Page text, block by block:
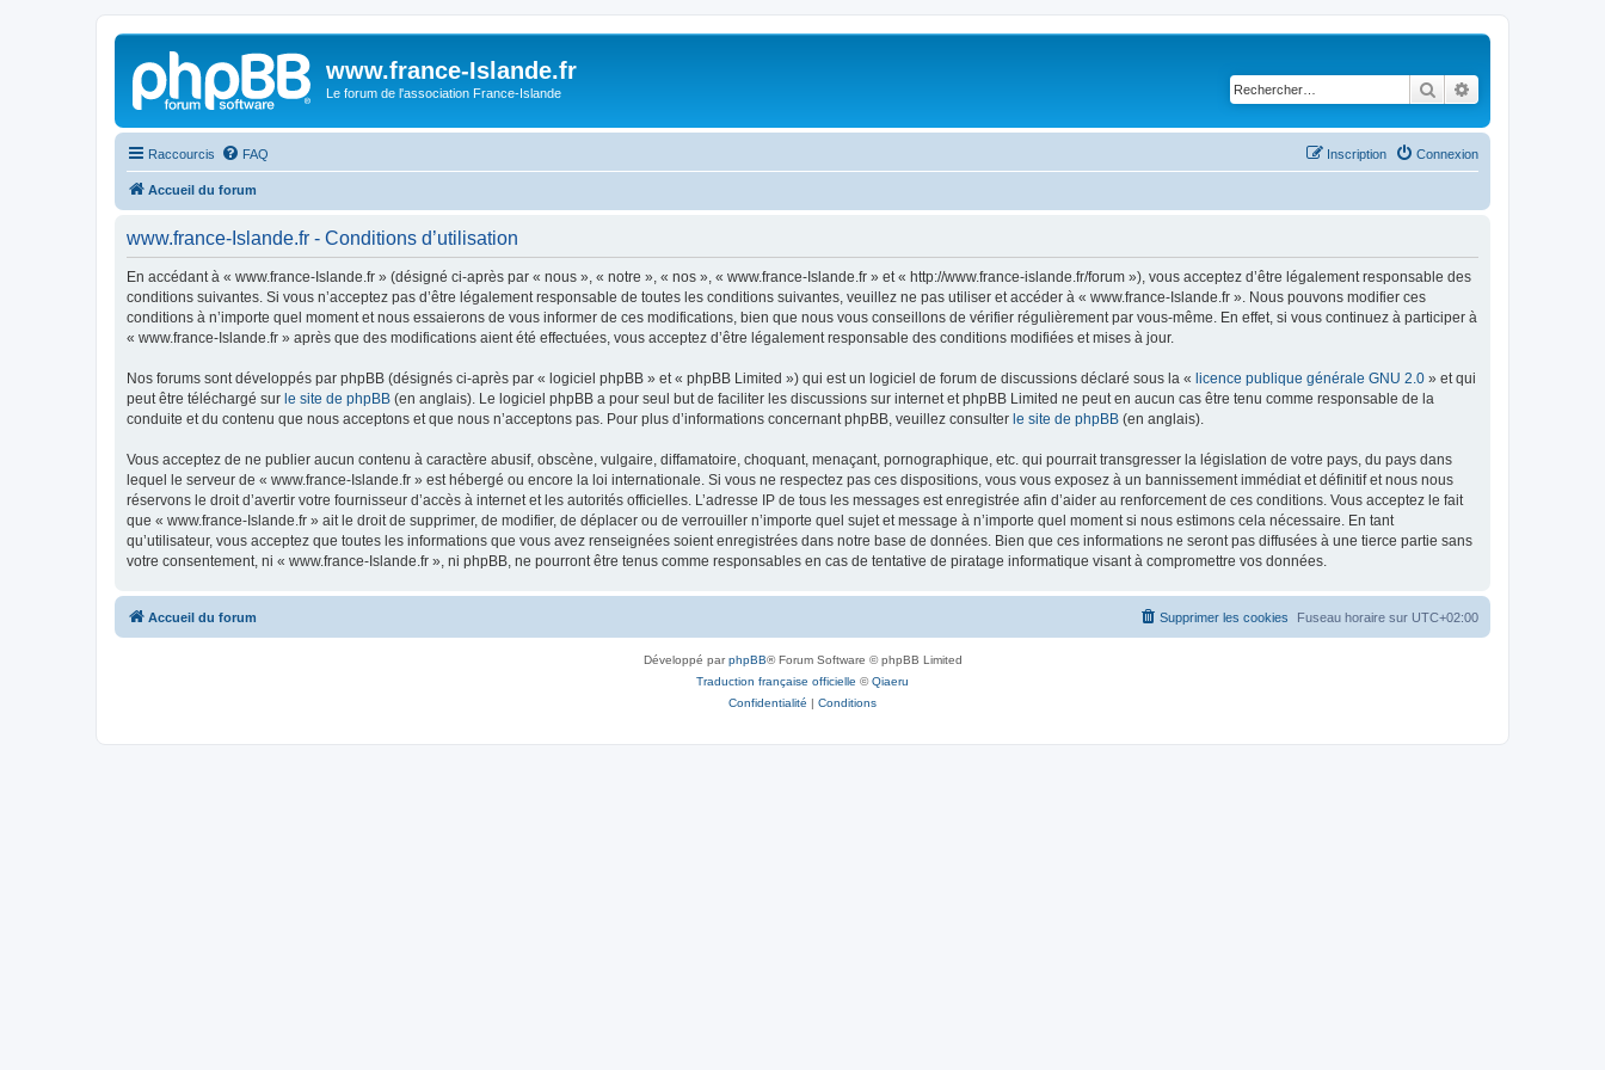
www.france-Islande.fr
Le forum de l'association France-Islande Rechercher
Raccourcis FAQ Connexion
Inscription
Accueil du forum
www.france-Islande.fr - Conditions d’utilisation
En accédant à « www.france-Islande.fr » (désigné ci-après par « nous », « notre », « nos », « www.france-Islande.fr » et « http://www.france-islande.fr/forum »), vous acceptez d’être légalement responsable des
conditions suivantes. Si vous n’acceptez pas d’être légalement responsable de toutes les conditions suivantes, veuillez ne pas utiliser et accéder à « www.france-Islande.fr ». Nous pouvons modifier ces
conditions à n’importe quel moment et nous essaierons de vous informer de ces modifications, bien que nous vous conseillons de vérifier régulièrement par vous-même. En effet, si vous continuez à participer à
« www.france-Islande.fr » après que des modifications aient été effectuées, vous acceptez d’être légalement responsable des conditions modifiées et mises à jour.
Nos forums sont développés par phpBB (désignés ci-après par « logiciel phpBB » et « phpBB Limited ») qui est un logiciel de forum de discussions déclaré sous la « licence publique générale GNU 2.0 » et qui
peut être téléchargé sur le site de phpBB (en anglais). Le logiciel phpBB a pour seul but de faciliter les discussions sur internet et phpBB Limited ne peut en aucun cas être tenu comme responsable de la
conduite et du contenu que nous acceptons et que nous n’acceptons pas. Pour plus d’informations concernant phpBB, veuillez consulter le site de phpBB (en anglais).
Vous acceptez de ne publier aucun contenu à caractère abusif, obscène, vulgaire, diffamatoire, choquant, menaçant, pornographique, etc. qui pourrait transgresser la législation de votre pays, du pays dans
lequel le serveur de « www.france-Islande.fr » est hébergé ou encore la loi internationale. Si vous ne respectez pas ces dispositions, vous vous exposez à un bannissement immédiat et définitif et nous nous
réservons le droit d’avertir votre fournisseur d’accès à internet et les autorités officielles. L’adresse IP de tous les messages est enregistrée afin d’aider au renforcement de ces conditions. Vous acceptez le fait
que « www.france-Islande.fr » ait le droit de supprimer, de modifier, de déplacer ou de verrouiller n’importe quel sujet et message à n’importe quel moment si nous estimons cela nécessaire. En tant
qu’utilisateur, vous acceptez que toutes les informations que vous avez renseignées soient enregistrées dans notre base de données. Bien que ces informations ne seront pas diffusées à une tierce partie sans
votre consentement, ni « www.france-Islande.fr », ni phpBB, ne pourront être tenus comme responsables en cas de tentative de piratage informatique visant à compromettre vos données.
Accueil du forum Fuseau horaire sur UTC+02:00
Supprimer les cookies
Développé parphpBB® Forum Software © phpBB Limited
Traduction française officielle ©Qiaeru
Confidentialité | Conditions